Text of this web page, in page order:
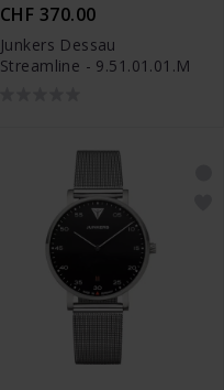
CHF 370.00
Junkers Dessau
Streamline - 9.51.01.01.M